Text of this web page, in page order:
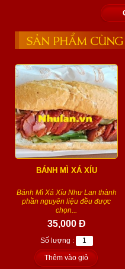
SẢN PHẨM
BÁNH MÌ XÁ XÍU
Bánh Mì Xá Xíu Như Lan thành
phần nguyên liệu đều được
chọn...
35,000 Đ
Số lượng :
Thêm vào giỏ